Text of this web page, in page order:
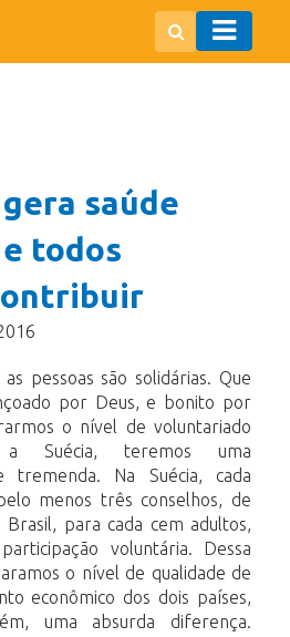
saúde
todos
pessoas são solidárias. Que
por Deus, e bonito por
o nível de voluntariado
Suécia, teremos uma
tremenda. Na Suécia, cada
menos três conselhos, de
para cada cem adultos,
voluntária. Dessa
o nível de qualidade de
econômico dos dois países,
uma absurda diferença.